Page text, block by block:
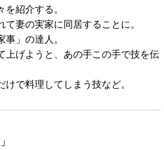
紹介する。
妻の実家に同居することに。
」の達人。
上げようと、あの手この手で技を伝
で料理してしまう技など。